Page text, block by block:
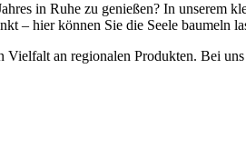
in Ruhe zu genießen? In unserem
– hier können Sie die Seele baumeln
an regionalen Produkten. Bei